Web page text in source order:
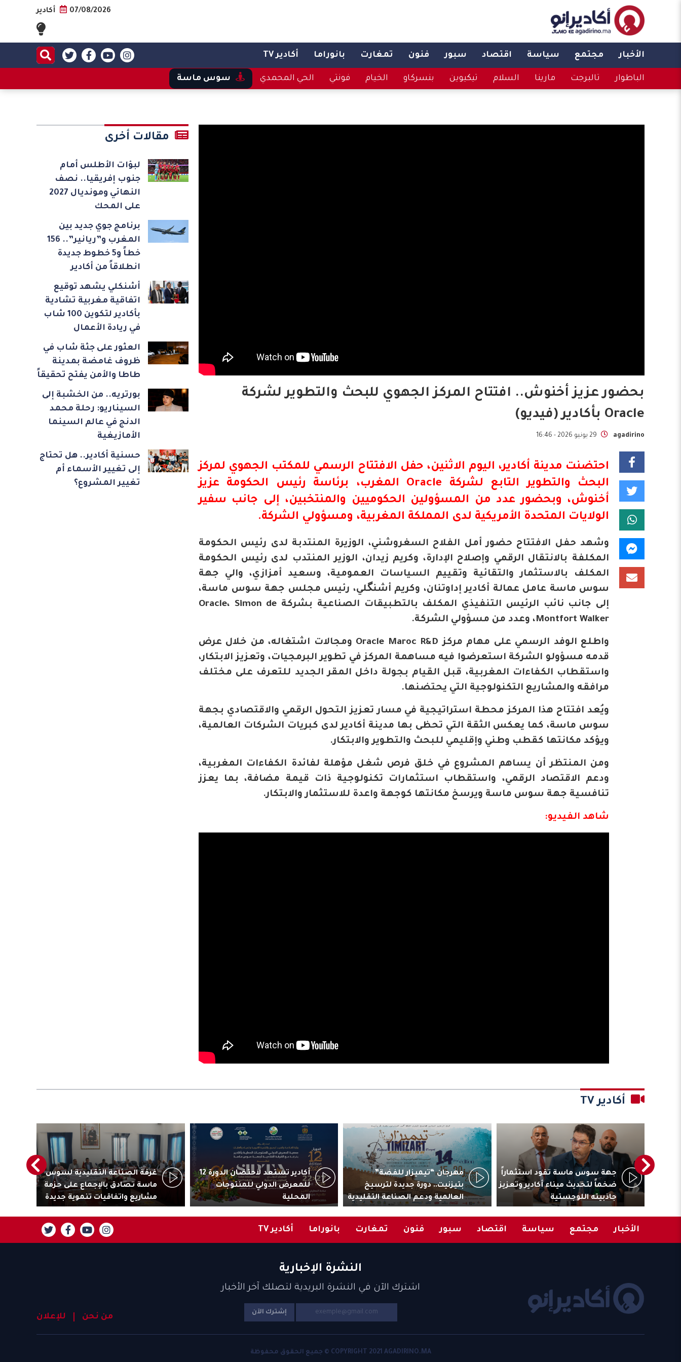
07/08/2026 أكادير
الأخبار مجتمع سياسة اقتصاد سبور فنون تمغارت بانوراما أكادير TV
الباطوار تالبرجت مارينا السلام تيكيوين بنسركاو الخيام فونتي الحي المحمدي سوس ماسة
بحضور عزيز أخنوش.. افتتاح المركز الجهوي للبحث والتطوير لشركة
Oracle بأكادير (فيديو)
agadirino 29 يونيو 2026 - 16:46
احتضنت مدينة أكادير، اليوم الاثنين، حفل الافتتاح الرسمي للمكتب الجهوي لمركز
البحث والتطوير التابع لشركة Oracle المغرب
، برئاسة رئيس الحكومة عزيز
أخنوش، وبحضور عدد من المسؤولين الحكوميين والمنتخبين، إلى جانب سفير
الولايات المتحدة الأمريكية لدى المملكة المغربية، ومسؤولي الشركة.
وشهد حفل الافتتاح حضور أمل الفلاح السغروشني، الوزيرة المنتدبة لدى رئيس الحكومة
المكلفة بالانتقال الرقمي وإصلاح الإدارة، وكريم زيدان، الوزير المنتدب لدى رئيس الحكومة
المكلف بالاستثمار والتقائية وتقييم السياسات العمومية، وسعيد أمزازي، والي جهة
سوس ماسة عامل عمالة أكادير إداوتنان، وكريم أشنگلي، رئيس مجلس جهة سوس ماسة،
إلى جانب نائب الرئيس التنفيذي المكلف بالتطبيقات الصناعية بشركة Oracle، Simon de
Montfort Walker، وعدد من مسؤولي الشركة.
واطلع الوفد الرسمي على مهام مركز Oracle Maroc R&D ومجالات اشتغاله، من خلال عرض
قدمه مسؤولو الشركة استعرضوا فيه مساهمة المركز في تطوير البرمجيات، وتعزيز الابتكار،
واستقطاب الكفاءات المغربية، قبل القيام بجولة داخل المقر الجديد للتعرف على مختلف
مرافقه والمشاريع التكنولوجية التي يحتضنها.
ويُعد افتتاح هذا المركز محطة استراتيجية في مسار تعزيز التحول الرقمي والاقتصادي بجهة
سوس ماسة، كما يعكس الثقة التي تحظى بها مدينة أكادير لدى كبريات الشركات العالمية،
ويؤكد مكانتها كقطب وطني وإقليمي للبحث والتطوير والابتكار.
ومن المنتظر أن يساهم المشروع في خلق فرص شغل مؤهلة لفائدة الكفاءات المغربية،
ودعم الاقتصاد الرقمي، واستقطاب استثمارات تكنولوجية ذات قيمة مضافة، بما يعزز
تنافسية جهة سوس ماسة ويرسخ مكانتها كوجهة واعدة للاستثمار والابتكار.
شاهد الفيديو:
مقالات أخرى
لبؤات الأطلس أمام
جنوب إفريقيا.. نصف
النهائي ومونديال 2027
على المحك
برنامج جوي جديد بين
المغرب و”ريانير”.. 156
خطاً و5 خطوط جديدة
انطلاقاً من أكادير
أشنكلي يشهد توقيع
اتفاقية مغربية تشادية
بأكادير لتكوين 100 شاب
في ريادة الأعمال
العثور على جثة شاب في
ظروف غامضة بمدينة
طاطا والأمن يفتح تحقيقاً
بورتريه.. من الخشبة إلى
السيناريو: رحلة محمد
الدنج في عالم السينما
الأمازيغية
حسنية أكادير.. هل تحتاج
إلى تغيير الأسماء أم
تغيير المشروع؟
أكادير TV
جهة سوس ماسة تقود استثماراً
ضخماً لتحديث ميناء أكادير وتعزيز
جاذبيته اللوجستية
مهرجان “تيميزار للفضة”
بتيزنيت.. دورة جديدة لترسيخ
العالمية ودعم الصناعة التقليدية
أكادير تستعد لاحتضان الدورة 12
للمعرض الدولي للمنتوجات
المحلية
غرفة الصناعة التقليدية لسوس
ماسة تصادق بالإجماع على حزمة
مشاريع واتفاقيات تنموية جديدة
الأخبار مجتمع سياسة اقتصاد سبور فنون تمغارت بانوراما أكادير TV
النشرة الإخبارية
اشترك الآن في النشرة البريدية لتصلك آخر الأخبار
إشترك الآن من نحن للإعلان
COPYRIGHT 2021 AGADIRINO.MA © جميع الحقوق محفوظة